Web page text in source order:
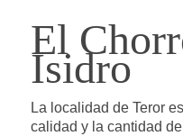
El
Isidro
La localidad de Teror
calidad y la cantidad